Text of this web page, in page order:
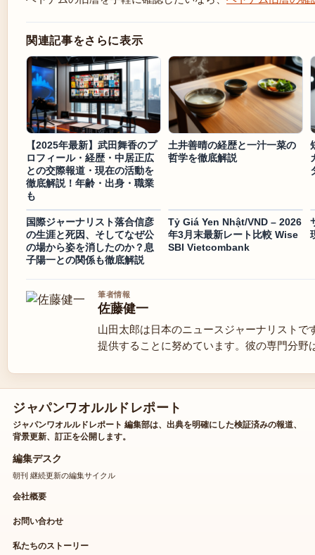
関連記事をさらに表示
【2025年最新】武田舞香のプ
ロフィール・経歴・中居正広
との交際報道・現在の活動を
徹底解説！年齢・出身・職業
も
土井善晴の経歴と一汁一菜の
哲学を徹底解説
国際ジャーナリスト落合信彦
の生涯と死因、そしてなぜ公
の場から姿を消したのか？息
子陽一との関係も徹底解説
Tỷ Giá Yen Nhật/VND – 2026
年3月末最新レート比較 Wise
SBI Vietcombank
筆者情報
佐藤健一
山田太郎は日本のニュースジャーナリスト
提供することに努めています。彼の専門分野
ジャパンワオルルドレポート
ジャパンワオルルドレポート 編集部は、出典を明確にした検証済みの報道、
背景更新、訂正を公開します。
編集デスク
朝刊 継続更新の編集サイクル
会社概要
お問い合わせ
私たちのストーリー